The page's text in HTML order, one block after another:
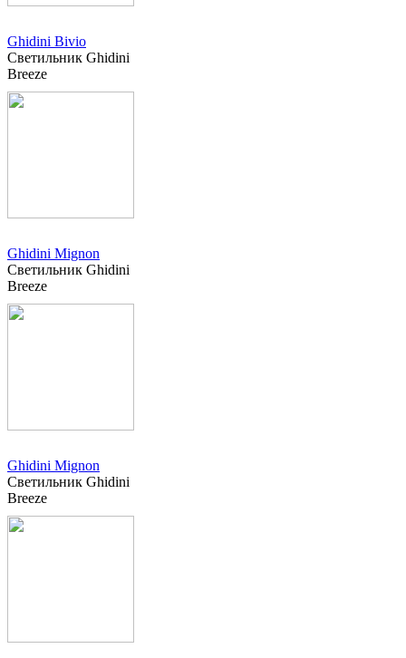
Ghidini Bivio
Светильник Ghidini
Breeze
Ghidini Mignon
Светильник Ghidini
Breeze
Ghidini Mignon
Светильник Ghidini
Breeze